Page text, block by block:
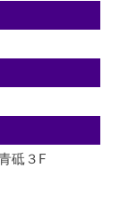
砥３F